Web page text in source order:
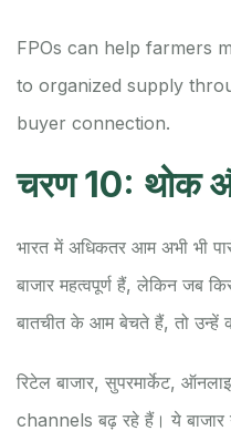
FPOs can help farmers
to organized supply
buyer connection.
चरण 10: थोक
भारत में अधिकतर आम अभी भी
बाजार महत्वपूर्ण हैं, लेकिन जब
बातचीत के आम बेचते हैं, तो उन्हें
रिटेल बाजार, सुपरमार्केट,
channels बढ़ रहे हैं। ये बाजार